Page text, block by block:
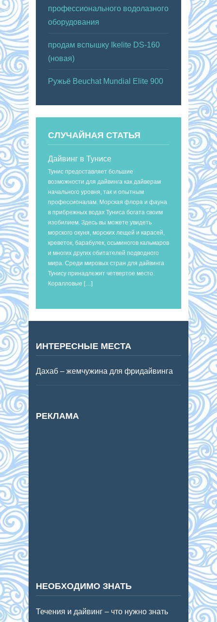
профессионального водолазного
оборудования
продам вспышку Ikelite DS-160
(новая)
Ружьё Beuchat Mundial Elite 900
СЛУЧАЙНАЯ СТАТЬЯ
Дайвинг в Тунисе
Тунис предоставляет большие
возможности для дайвинга как дайверам
начального уровня, так и опытным
профессионалам. Морская флора и фауна
в прибрежных водах Туниса богата своим
изобилием. Здесь вы можете увидеть
морского окуня, морских лещей и карасей,
креветок, барабулек, осьминогов кальмаров
и многих других обитателей подводного
мира. Среди мировых стран для дайвинга
Тунису принадлежит четвертое место.
Коралловые […]
ИНТЕРЕСНЫЕ МЕСТА
Дахаб – жемчужина для фридайвинга
РЕКЛАМА
НЕОБХОДИМО ЗНАТЬ
Течения и дайвинг – что нужно знать